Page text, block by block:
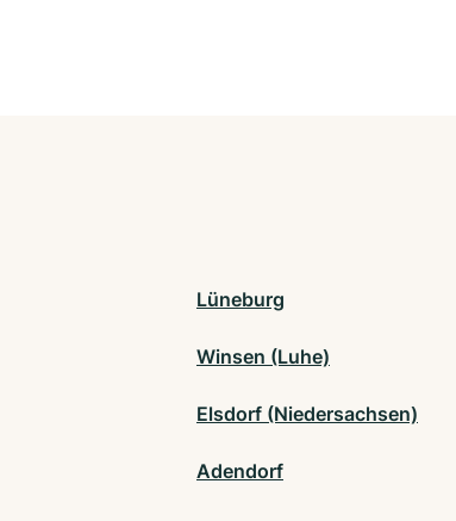
Lüneburg
Winsen (Luhe)
Elsdorf (Niedersachsen)
Adendorf